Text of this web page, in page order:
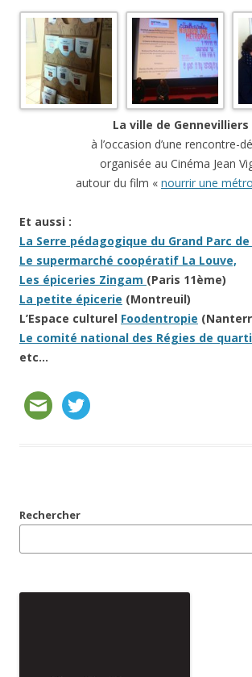
La ville de Gennevilliers
à l’occasion d’une rencontre-
organisée au Cinéma Jean
autour du film « nourrir une
Et aussi :
La Serre pédagogique du Grand Parc
Le supermarché coopératif La Louve,
Les épiceries Zingam (Paris 11ème)
La petite épicerie (Montreuil)
L’Espace culturel Foodentropie
Le comité national des Régies de
etc…
Rechercher